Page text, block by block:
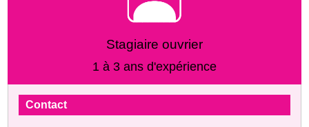
Stagiaire ouvrier
1 à 3 ans d'expérience
Contact